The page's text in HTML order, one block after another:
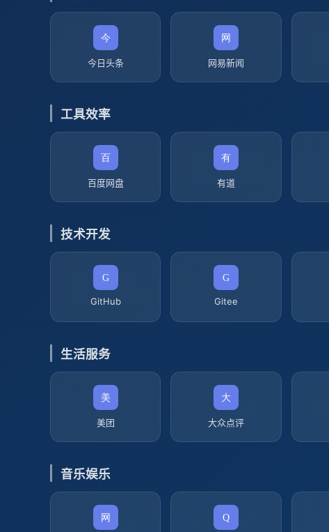
今日头条 网易新闻
工具效率
百度网盘 有道
技术开发
GitHub Gitee
生活服务
美团 大众点评
音乐娱乐